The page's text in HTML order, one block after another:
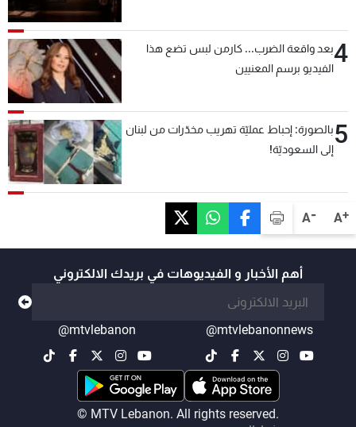
A+
A-
4بعد واقعة الضرب... كارمن لبس تضع هذا
الفيديو برسم المعنيين
5بالصورة: إحباط عمليّة تهريب مخدّرات من لبنان
إلى السعوديّة!
أهم الأخبار و الفيديوهات في بريدك الالكتروني
@mtvlebanonnews
@mtvlebanon
© MTV Lebanon. All rights reserved.